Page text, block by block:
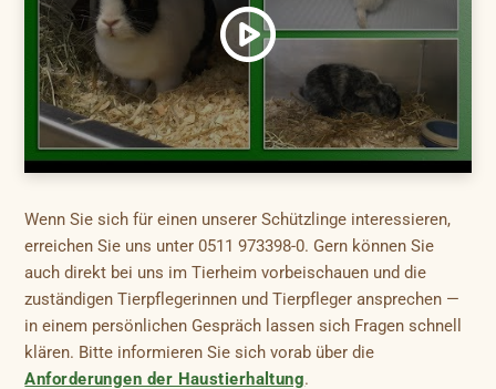
Wenn Sie sich für einen unserer Schützlinge interessieren,
erreichen Sie uns unter 0511 973398-0. Gern können Sie
auch direkt bei uns im Tierheim vorbeischauen und die
zuständigen Tierpflegerinnen und Tierpfleger ansprechen —
in einem persönlichen Gespräch lassen sich Fragen schnell
klären. Bitte informieren Sie sich vorab über die
Anforderungen der Haustierhaltung.